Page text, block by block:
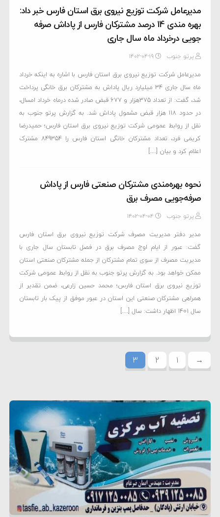
مدیرعامل شرکت توزیع نیروی برق استان فارس خبر داد:
بهره مندی 14 درصد مشترکان فارس از پاداش صرفه
جویی درخرداد ماه سال جاری
پرتو جنوب ۱۴۰۲-۰۴-۱۹
مدیرعامل شرکت توزیع نیروی برق استان فارس با اشاره به اینکه خرداد
ماه سال جاری 34 میلیارد ریال پاداش به مشترکان برق خانگی پرداخت
شد، گفت: از تعداد 375هزار و 677 قبض صادر شده درماه خرداد امسال،
در حدود 118 هزار قبض مشمول پاداش شد. به گزارش پرتو جنوب به
نقل از روابط عمومی شرکت توزیع نیروی برق استان فارس؛ حمیدرضا
کریمی فرد، تعداد مشترکان خانگی استان فارس را 849354 مشترک
اعلام کرد و بیان […]
نحوه بهره‌مندی مشترکان صنعتی فارس از پاداش
صرفه‌جویی مصرف برق
پرتو جنوب ۱۴۰۲-۰۴-۰۴
مدیر دفتر مدیریت مصرف شرکت توزیع نیروی برق استان فارس
گفت: عبور از ایام اوج مصرف برق در فصل تابستان سال جاری با
مدیریت مصرف از سوی تمام مشترکان از جمله مشترکان صنعتی استان
ممکن خواهد بود. به گزارش پرتو جنوب به نقل از روابط عمومی شرکت
توزیع نیروی برق استان فارس؛ محمد حسین زارعی، ضمن تقدیر از
همراهی مشترکان صنعتی این استان در عبور موفق از پیک بار تابستان
سال 1401 اظهار داشت: سال […]
→
1
2
3